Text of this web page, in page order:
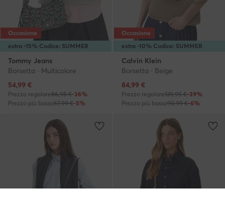
extra -15% Codice: SUMMER
Occasione
Tommy Jeans
Borsetta · Multicolore
Prezzo attuale
54,99 €
Prezzo regolare86,95 €-36%
Prezzo più basso57,99 €-5%
extra -10% Codice: SUMMER
Occasione
Calvin Klein
Borsetta · Beige
Prezzo attuale
84,99 €
Prezzo regolare139,95 €-39%
Prezzo più basso90,99 €-6%